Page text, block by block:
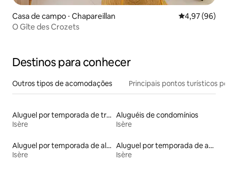
Casa de campo ⋅ Chapareillan 4,97 de uma
4,97 (96)
O Gîte des Crozets
Destinos para conhecer
Outros tipos de acomodações Principais pontos turísticos
Aluguel por temporada de trailers
Isère
Aluguéis de condomínios
Isère
Aluguel por temporada de alojamentos ecológicos
Isère
Aluguel por temporada de apart-hotéis
Isère